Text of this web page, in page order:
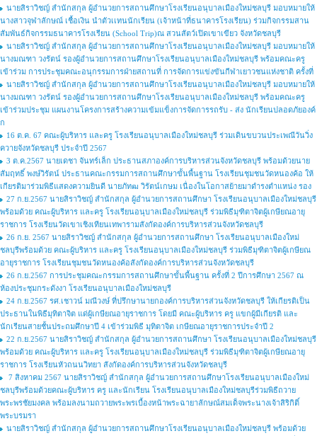
นายสิราวิชญ์ สำนักสกุล ผู้อำนวยการสถานศึกษาโรงเรียนอนุบาลเมืองใหม่ชลบุรี มอบหมายให้
นางสาวจุฬาลักษณ์ เชื้อเงิน นำตัวเเทนนักเรียน (เจ้าหน้าที่ธนาคารโรงเรียน) ร่วมกิจกรรมสาน
สัมพันธ์กิจกรรมธนาคารโรงเรียน (School Trip)ณ สวนสัตว์เปิดเขาเขียว จังหวัดชลบุรี
นายสิราวิชญ์ สำนักสกุล ผู้อำนวยการสถานศึกษาโรงเรียนอนุบาลเมืองใหม่ชลบุรี มอบหมายให้
นางมณฑา วงรัตน์ รองผู้อำนวยการสถานศึกษาโรงเรียนอนุบาลเมืองใหม่ชลบุรี พร้อมคณะครู
เข้าร่วม การประชุมคณะอนุกรรมการฝ่ายสถานที่ การจัดการแข่งขันกีฬาเยาวชนแห่งชาติ ครั้งที่
นายสิราวิชญ์ สำนักสกุล ผู้อำนวยการสถานศึกษาโรงเรียนอนุบาลเมืองใหม่ชลบุรี มอบหมายให้
นางมณฑา วงรัตน์ รองผู้อำนวยการสถานศึกษาโรงเรียนอนุบาลเมืองใหม่ชลบุรี พร้อมคณะครู
เข้าร่วมประชุม แผนงานโครงการสร้างความเข้มแข็งการจัดการรถรับ - ส่ง นักเรียนปลอดภัยองค์
ก
16 ต.ค. 67 คณะผู้บริหาร และครู โรงเรียนอนุบาลเมืองใหม่ชลบุรี ร่วมเดินขบวนประเพณีวันวิ่ง
ควายจังหวัดชลบุรี ประจำปี 2567
3 ต.ค.2567 นายเดชา จันทร์เล็ก ประธานสภาองค์การบริหารส่วนจังหวัดชลบุรี พร้อมด้วยนาย
สัมฤทธิ์ พงษ์วิรัตน์ ประธานคณะกรรมการสถานศึกษาขั้นพื้นฐาน โรงเรียนชุมชนวัดหนองค้อ ให้
เกียรติมาร่วมพิธีแสดงความยินดี นายภัทฒ วิรัตน์เกษม เนื่องในโอกาสย้ายมาดำรงตำแหน่ง รอง
27 ก.ย.2567 นายสิราวิชญ์ สำนักสกุล ผู้อำนวยการสถานศึกษา โรงเรียนอนุบาลเมืองใหม่ชลบุรี
พร้อมด้วย คณะผู้บริหาร และครู โรงเรียนอนุบาลเมืองใหม่ชลบุรี ร่วมพิธีมุฑิตาจิตผู้เกษียณอายุ
ราชการ โรงเรียนวัดเขาเชิงเทียนเทพารามสังกัดองค์การบริหารส่วนจังหวัดชลบุรี
26 ก.ย. 2567 นายสิราวิชญ์ สำนักสกุล ผู้อำนวยการสถานศึกษา โรงเรียนอนุบาลเมืองใหม่
ชลบุรีพร้อมด้วย คณะผู้บริหาร และครู โรงเรียนอนุบาลเมืองใหม่ชลบุรี ร่วมพิธีมุฑิตาจิตผู้เกษียณ
อายุราชการ โรงเรียนชุมชนวัดหนองค้อสังกัดองค์การบริหารส่วนจังหวัดชลบุรี
26 ก.ย.2567 การประชุมคณะกรรมการสถานศึกษาขั้นพื้นฐาน ครั้งที่ 2 ปีการศึกษา 2567 ณ
ห้องประชุมกระดังงา โรงเรียนอนุบาลเมืองใหม่ชลบุรี
24 ก.ย.2567 รศ.เชาวน์ มณีวงษ์ ที่ปรึกษานายกองค์การบริหารส่วนจังหวัดชลบุรี ให้เกียรติเป็น
ประธานในพิธีมุทิตาจิต แด่ผู้เกษียณอายุราชการ โดยมี คณะผู้บริหาร ครู แขกผู้มีเกียรติ และ
นักเรียนสายชั้นประถมศึกษาปี 4 เข้าร่วมพิธี มุทิตาจิต เกษียณอายุราชการประจำปี 2
22 ก.ย.2567 นายสิราวิชญ์ สำนักสกุล ผู้อำนวยการสถานศึกษา โรงเรียนอนุบาลเมืองใหม่ชลบุรี
พร้อมด้วย คณะผู้บริหาร และครู โรงเรียนอนุบาลเมืองใหม่ชลบุรี ร่วมพิธีมุฑิตาจิตผู้เกษียณอายุ
ราชการ โรงเรียนหัวถนนวิทยา สังกัดองค์การบริหารส่วนจังหวัดชลบุรี
7 สิงหาคม 2567 นายสิราวิชญ์ สำนักสกุล ผู้อำนวยการสถานศึกษาโรงเรียนอนุบาลเมืองใหม่
ชลบุรีพร้อมด้วยคณะผู้บริหาร ครู และนักเรียน โรงเรียนอนุบาลเมืองใหม่ชลบุรีร่วมพิธีถวาย
พระพรชัยมงคล พร้อมลงนามถวายพระพรเบื้องหน้าพระฉายาลักษณ์สมเด็จพระนางเจ้าสิริกิติ์
พระบรมรา
นายสิราวิชญ์ สำนักสกุล ผู้อำนวยการสถานศึกษาโรงเรียนอนุบาลเมืองใหม่ชลบุรี พร้อมด้วย